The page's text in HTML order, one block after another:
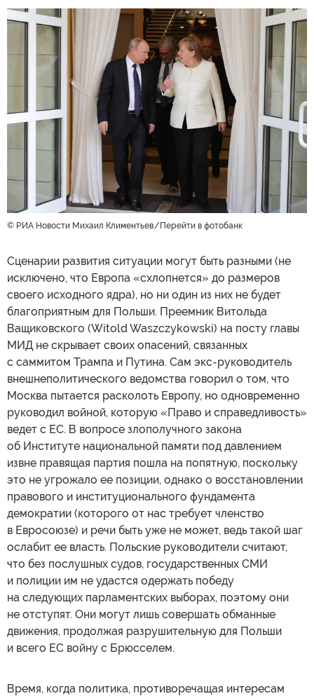
© РИА Новости Михаил Климентьев Перейти в фотобанк
Сценарии развития ситуации могут быть разными (не
исключено, что Европа «схлопнется» до размеров
своего исходного ядра), но ни один из них не будет
благоприятным для Польши. Преемник Витольда
Ващиковского (Witold Waszczykowski) на посту главы
МИД не скрывает своих опасений, связанных
с саммитом Трампа и Путина. Сам экс-руководитель
внешнеполитического ведомства говорил о том, что
Москва пытается расколоть Европу, но одновременно
руководил войной, которую «Право и справедливость»
ведет с ЕС. В вопросе злополучного закона
об Институте национальной памяти под давлением
извне правящая партия пошла на попятную, поскольку
это не угрожало ее позиции, однако о восстановлении
правового и институционального фундамента
демократии (которого от нас требует членство
в Евросоюзе) и речи быть уже не может, ведь такой шаг
ослабит ее власть. Польские руководители считают,
что без послушных судов, государственных СМИ
и полиции им не удастся одержать победу
на следующих парламентских выборах, поэтому они
не отступят. Они могут лишь совершать обманные
движения, продолжая разрушительную для Польши
и всего ЕС войну с Брюсселем.
Время, когда политика, противоречащая интересам